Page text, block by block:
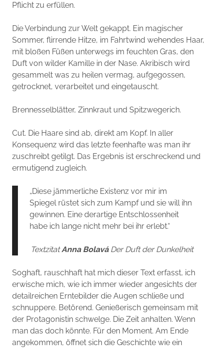
Pflicht zu erfüllen.
Die Verbindung zur Welt gekappt. Ein magischer
Sommer, flirrende Hitze, im Fahrtwind wehendes Haar,
mit bloßen Füßen unterwegs im feuchten Gras, den
Duft von wilder Kamille in der Nase. Akribisch wird
gesammelt was zu heilen vermag, aufgegossen,
getrocknet, verarbeitet und eingetauscht.
Brennesselblätter, Zinnkraut und Spitzwegerich.
Cut. Die Haare sind ab, direkt am Kopf. In aller
Konsequenz wird das letzte feenhafte was man ihr
zuschreibt getilgt. Das Ergebnis ist erschreckend und
ermutigend zugleich.
„Diese jämmerliche Existenz vor mir im
Spiegel rüstet sich zum Kampf und sie will ihn
gewinnen. Eine derartige Entschlossenheit
habe ich lange nicht mehr bei ihr erlebt.“
TextzitatAnna BolaváDer Duft der Dunkelheit
Soghaft, rauschhaft hat mich dieser Text erfasst, ich
erwische mich, wie ich immer wieder angesichts der
detailreichen Erntebilder die Augen schließe und
schnuppere. Betörend. Genießerisch gemeinsam mit
der Protagonistin schwelge. Die Zeit anhalten. Wenn
man das doch könnte. Für den Moment. Am Ende
angekommen, öffnet sich die Geschichte wie ein